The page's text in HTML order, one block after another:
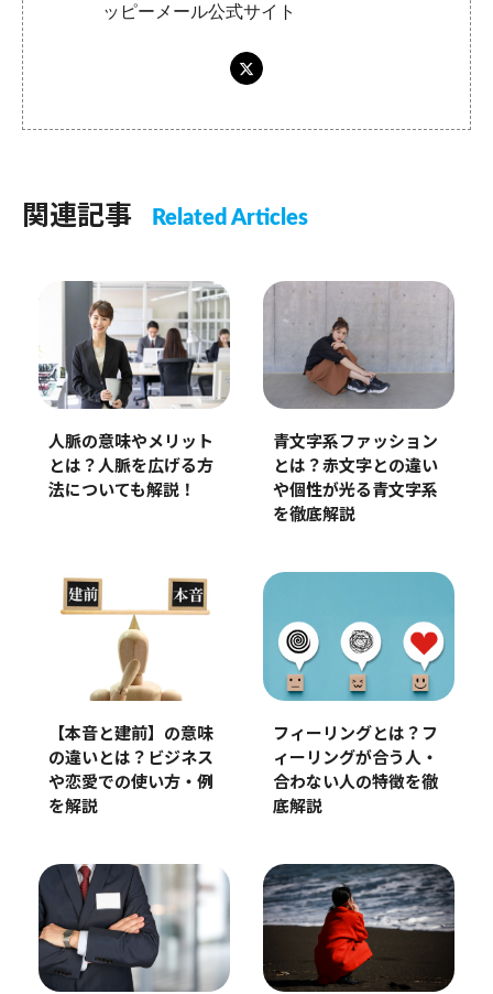
ッピーメール公式サイト
関連記事 Related Articles
人脈の意味やメリット
とは？人脈を広げる方
法についても解説！
青文字系ファッション
とは？赤文字との違い
や個性が光る青文字系
を徹底解説
【本音と建前】の意味
の違いとは？ビジネス
や恋愛での使い方・例
を解説
フィーリングとは？フ
ィーリングが合う人・
合わない人の特徴を徹
底解説